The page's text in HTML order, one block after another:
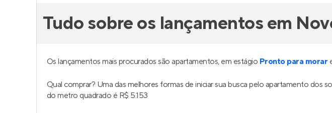
Tudo sobre os lançamentos em
Os lançamentos mais procurados são apartamentos, em estágio Pronto para morar
Qual comprar? Uma das melhores formas de iniciar sua busca pelo apartamento
do metro quadrado é R$ 5.153